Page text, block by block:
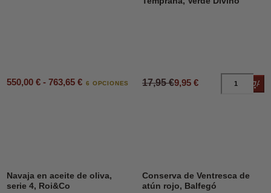
550,00 € - 763,65 € 6 OPCIONES 17,95 €9,95 €
Navaja en aceite de oliva,
serie 4, Roi&Co
Conserva de Ventresca de
atún rojo, Balfegó